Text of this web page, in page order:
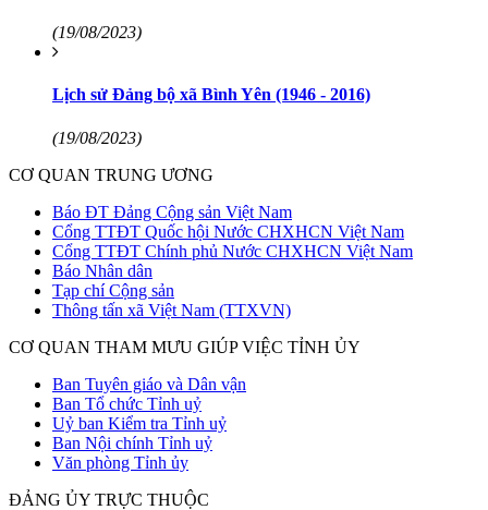
(19/08/2023)
Lịch sử Đảng bộ xã Bình Yên (1946 - 2016)
(19/08/2023)
CƠ QUAN TRUNG ƯƠNG
Báo ĐT Đảng Cộng sản Việt Nam
Cổng TTĐT Quốc hội Nước CHXHCN Việt Nam
Cổng TTĐT Chính phủ Nước CHXHCN Việt Nam
Báo Nhân dân
Tạp chí Cộng sản
Thông tấn xã Việt Nam (TTXVN)
CƠ QUAN THAM MƯU GIÚP VIỆC TỈNH ỦY
Ban Tuyên giáo và Dân vận
Ban Tổ chức Tỉnh uỷ
Uỷ ban Kiểm tra Tỉnh uỷ
Ban Nội chính Tỉnh uỷ
Văn phòng Tỉnh ủy
ĐẢNG ỦY TRỰC THUỘC